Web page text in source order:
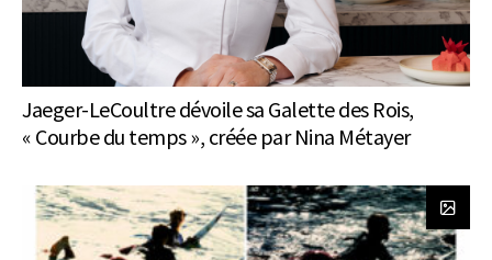
Jaeger-LeCoultre dévoile sa Galette des Rois,
« Courbe du temps », créée par Nina Métayer